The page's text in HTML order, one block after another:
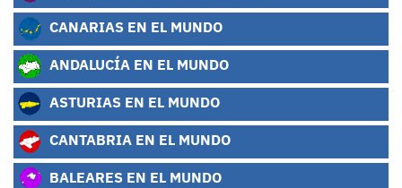
CANARIAS EN EL MUNDO
ANDALUCÍA EN EL MUNDO
ASTURIAS EN EL MUNDO
CANTABRIA EN EL MUNDO
BALEARES EN EL MUNDO